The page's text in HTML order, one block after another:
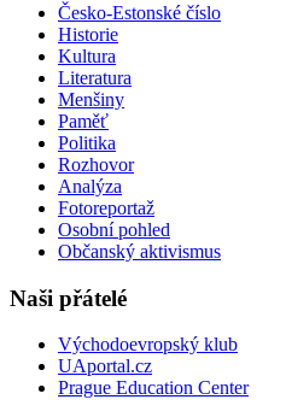
Česko-Estonské číslo
Historie
Kultura
Literatura
Menšiny
Paměť
Politika
Rozhovor
Analýza
Fotoreportaž
Osobní pohled
Občanský aktivismus
Naši přátelé
Východoevropský klub
UAportal.cz
Prague Education Center